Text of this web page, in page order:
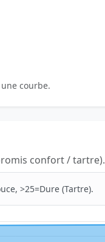
courbe.
confort / tartre).
>25=Dure (Tartre).